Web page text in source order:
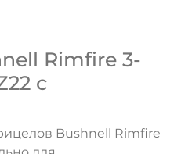
Rimfire 3-
с
Bushnell Rimfire